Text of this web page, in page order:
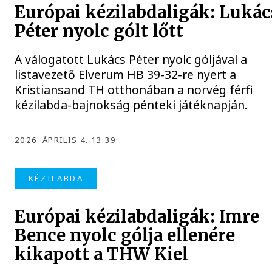
Európai kézilabdaligák:
Péter nyolc gólt lőtt
A válogatott Lukács Péter nyolc góljával a
listavezető Elverum HB 39-32-re nyert a
Kristiansand TH otthonában a norvég férfi
kézilabda-bajnokság pénteki játéknapján.
2026. ÁPRILIS 4. 13:39
KÉZILABDA
Európai kézilabdaligák: Imre
Bence nyolc gólja ellenére
kikapott a THW Kiel